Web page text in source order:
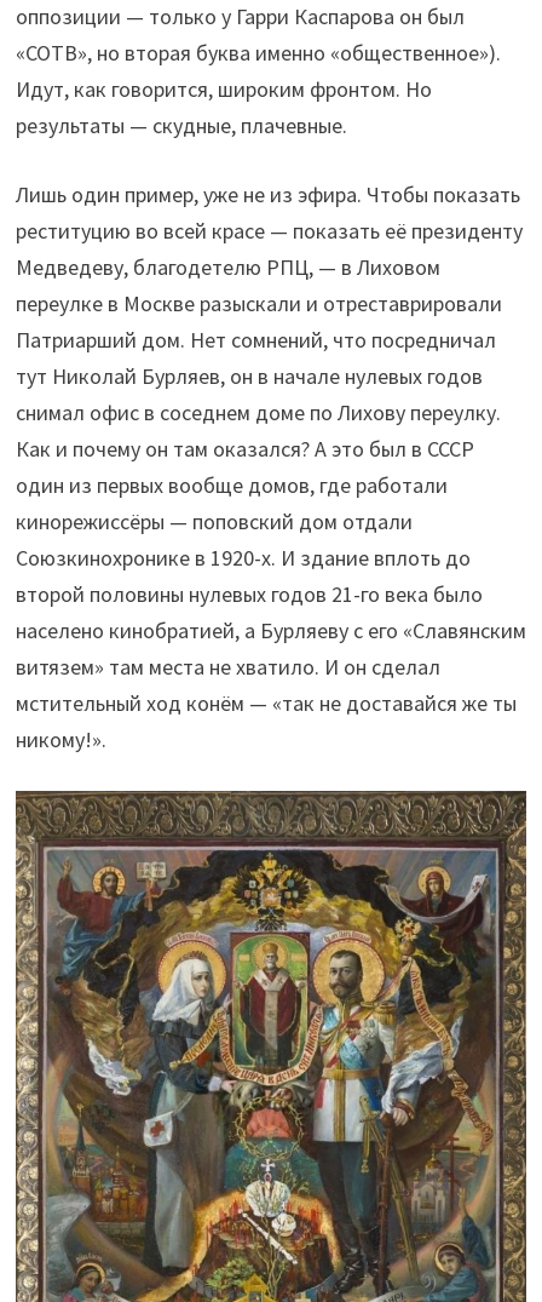
оппозиции — только у Гарри Каспарова он был
«СОТВ», но вторая буква именно «общественное»).
Идут, как говорится, широким фронтом. Но
результаты — скудные, плачевные.
Лишь один пример, уже не из эфира. Чтобы показать
реституцию во всей красе — показать её президенту
Медведеву, благодетелю РПЦ, — в Лиховом
переулке в Москве разыскали и отреставрировали
Патриарший дом. Нет сомнений, что посредничал
тут Николай Бурляев, он в начале нулевых годов
снимал офис в соседнем доме по Лихову переулку.
Как и почему он там оказался? А это был в СССР
один из первых вообще домов, где работали
кинорежиссёры — поповский дом отдали
Союзкинохронике в 1920-х. И здание вплоть до
второй половины нулевых годов 21-го века было
населено кинобратией, а Бурляеву с его «Славянским
витязем» там места не хватило. И он сделал
мстительный ход конём — «так не доставайся же ты
никому!».